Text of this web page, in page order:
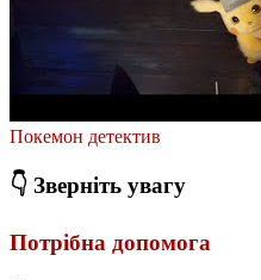
Покемон детектив
👇 Зверніть увагу
Потрібна допомога